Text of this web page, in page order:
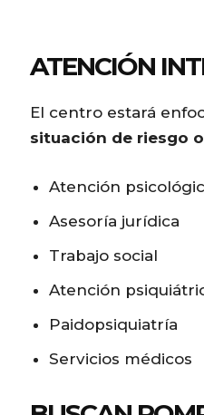
ATENCIÓN
El centro estará
situación de riesgo
Atención
Asesoría jurídica
Trabajo social
Atención
Paidopsiquiatría
Servicios médicos